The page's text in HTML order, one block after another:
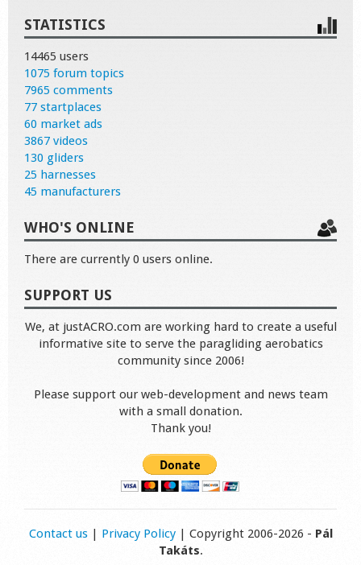
STATISTICS
14465 users
1075 forum topics
7965 comments
77 startplaces
60 market ads
3867 videos
130 gliders
25 harnesses
45 manufacturers
WHO'S ONLINE
There are currently 0 users online.
SUPPORT US
We, at justACRO.com are working hard to create a useful
informative site to serve the paragliding aerobatics
community since 2006!
Please support our web-development and news team
with a small donation.
Thank you!
Contact us| Privacy Policy| Copyright 2006-2026 - Pál
Takáts.